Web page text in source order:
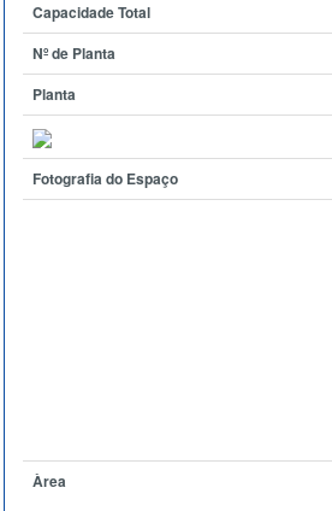
Capacidade Total
Nº de Planta
Planta
Fotografia do Espaço
Àrea